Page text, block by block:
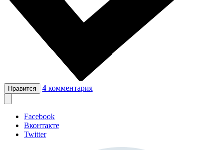
Нравится 4 комментария
Facebook
Вконтакте
Twitter